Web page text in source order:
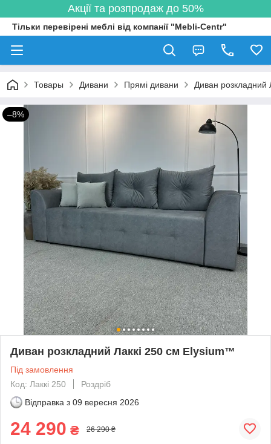
Акції та розпродаж до 50%
Тільки перевірені меблі від компанії "Mebli-Centr"
Товары Дивани Прямі дивани Диван розкладний
–8%
Диван розкладний Лаккі 250 см Elysium™
Під замовлення
Код: Лаккі 250
Роздріб
Відправка з 09 вересня 2026
24 290 ₴ 26 290 ₴